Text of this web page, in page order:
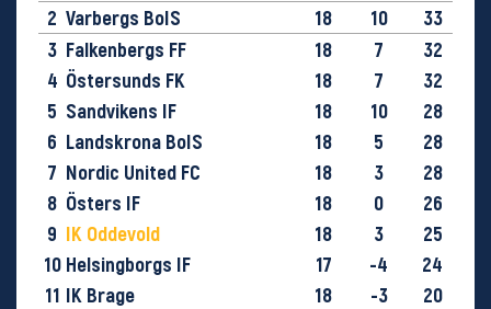
2 Varbergs BoIS 18 10
33
3 Falkenbergs FF 18 7
32
4 Östersunds FK 18 7
32
5 Sandvikens IF 18 10
28
6 Landskrona BoIS 18 5
28
7 Nordic United FC 18 3
28
8 Östers IF 18 0
26
9 IK Oddevold 18 3
25
10 Helsingborgs IF 17 -4
24
11 IK Brage 18 -3
20